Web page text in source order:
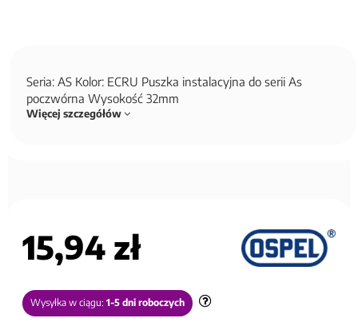
Seria: AS Kolor: ECRU Puszka instalacyjna do serii As
poczwórna Wysokość 32mm
Więcej szczegółów
15,94 zł
Wysyłka w ciągu: 1-5 dni roboczych